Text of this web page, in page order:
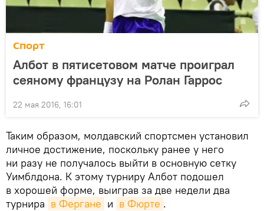
Спорт
Албот в пятисетовом матче проиграл
сеяному французу на Ролан Гаррос
22 мая 2016, 16:01
Таким образом, молдавский спортсмен установил
личное достижение, поскольку ранее у него
ни разу не получалось выйти в основную сетку
Уимблдона. К этому турниру Албот подошел
в хорошей форме, выиграв за две недели два
турнира в Фергане и в Фюрте .